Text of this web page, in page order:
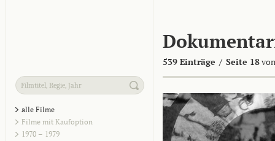
539 Einträge / Seite 18
alle Filme
Filme mit Kaufoption
1970 – 1979